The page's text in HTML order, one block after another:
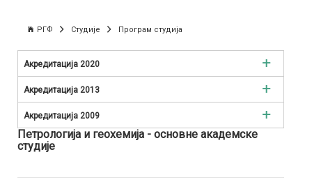
РГФ Студије Програм студија
Акредитација 2020
Рударско инжењерство
Инжењерство заштите животне средине
Инжењерство нафте и гаса
Акредитација 2013
Рударско инжењерство
Инжењерство заштите животне средине
Акредитација 2009
Рударско инжењерство
Петрологија и геохемија - основне академске
студије